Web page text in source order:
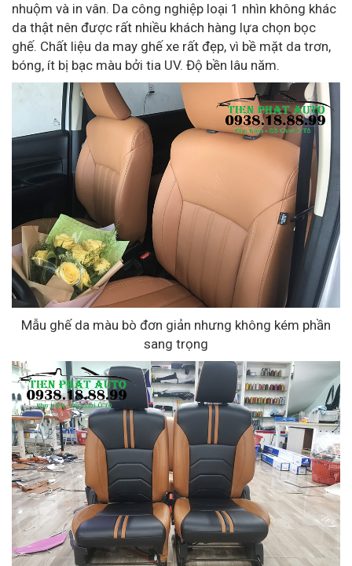
nhuộm và in vân. Da công nghiệp loại 1 nhìn không khác
da thật nên được rất nhiều khách hàng lựa chọn bọc
ghế. Chất liệu da may ghế xe rất đẹp, vì bề mặt da trơn,
bóng, ít bị bạc màu bởi tia UV. Độ bền lâu năm.
Mẫu ghế da màu bò đơn giản nhưng không kém phần
sang trọng